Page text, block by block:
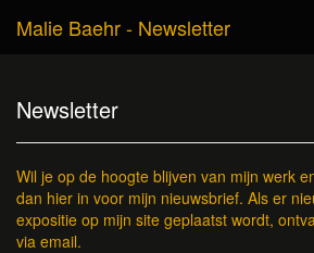
Malie Baehr - Newsletter
Newsletter
Wil je op de hoogte blijven van mijn werk
dan hier in voor mijn nieuwsbrief. Als er
expositie op mijn site geplaatst wordt,
via email.